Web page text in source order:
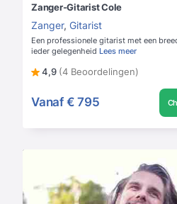
Zanger-Gitarist Cole
Zanger, Gitarist
Een professionele gitarist met een
ieder gelegenheid Lees meer
4,9 (4 Beoordelingen)
Vanaf € 795